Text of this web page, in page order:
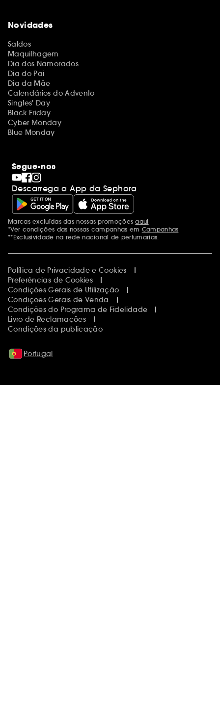
Novidades
Saldos
Maquilhagem
Dia dos Namorados
Dia do Pai
Dia da Mãe
Calendários do Advento
Singles' Day
Black Friday
Cyber Monday
Blue Monday
Segue-nos
Descarrega a App da Sephora
Menções adicionais
Marcas excluídas das nossas promoçõesaqui
*Ver condições das nossas campanhas em Campanhas
**Exclusividade na rede nacional de perfumarias.
Política de Privacidade e Cookies
Preferências de Cookies
Condições Gerais de Utilização
Condições Gerais de Venda
Condições do Programa de Fidelidade
Livro de Reclamações
Condições da publicação
Portugal